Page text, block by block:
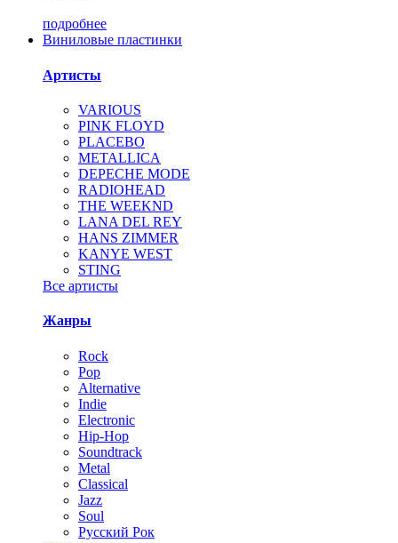
подробнее
Виниловые пластинки
Артисты
VARIOUS
PINK FLOYD
PLACEBO
METALLICA
DEPECHE MODE
RADIOHEAD
THE WEEKND
LANA DEL REY
HANS ZIMMER
KANYE WEST
STING
Все артисты
Жанры
Rock
Pop
Alternative
Indie
Electronic
Hip-Hop
Soundtrack
Metal
Classical
Jazz
Soul
Русский Рок